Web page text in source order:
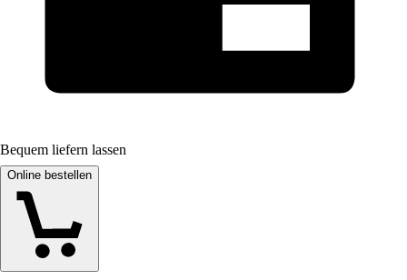
Bequem liefern lassen
Online bestellen